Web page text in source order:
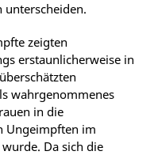
zeigten
erstaunlicherweise in
wahrgenommenes
in die
Ungeimpften im
Da sich die